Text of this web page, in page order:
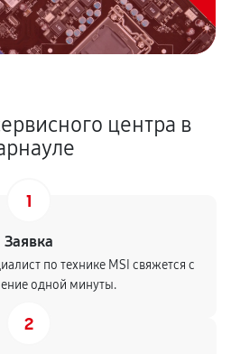
центра в
1
Заявка
по технике MSI свяжется с
одной минуты.
2